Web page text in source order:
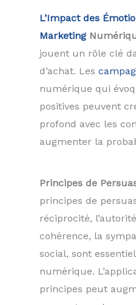
L’Impact des
Marketing
jouent un rôle clé
d’achat. Les
numérique qui
positives peuvent
profond avec les
augmenter la
Principes de
principes de
réciprocité,
cohérence, la
social, sont
numérique.
principes peut